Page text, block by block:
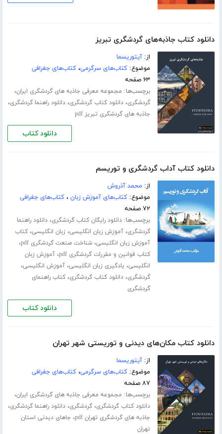
دانلود کتاب جاذبه‌های گردشگری تبریز
از:آیتوریسما
موضوع:کتاب‌های سرگرمی،کتاب‌های جغرافی
۶۳ صفحه
برچسب‌ها: مجموعه معرفی جاذبه های گردشگری ایران،
گردشگری،دانلود کتاب گردشگری،دانلود راهنما گردشگری،
جاذبه های گردشگری تبریز pdf
دانلود کتاب
دانلود کتاب آداب گردشگری و توریسم
از: محمد آذروش
موضوع:کتاب‌های آموزش زبان ،کتاب‌های جغرافی
۷۲ صفحه
برچسب‌ها:دانلود رایگان کتاب گردشگری،دانلود راهنما
گردشگری،آموزش زبان انگلیسی، زبان انگلیسی،کتاب
آموزش زبان انگلیسی،شناخت صنعت گردشگری pdf ،
کتاب قوانین و مقررات گردشگری pdf ،آموزش زبان
انگلیسی، یادگیری زبان انگلیسی،آموزش انگلیسی،
گردشگری،دانلود کتاب گردشگری،کتاب راهنمای
گردشگری
دانلود کتاب
دانلود کتاب مکان‌های دیدنی و توریستی شهر تهران
از:آیتوریسما
موضوع:کتاب‌های سرگرمی،کتاب‌های جغرافی
۸۷ صفحه
برچسب‌ها: مجموعه معرفی جاذبه های گردشگری ایران،
دانلود کتاب گردشگری،گردشگری،دانلود راهنما گردشگری،
جاذبه های گردشگری تهران pdf ، جاهای دیدنی استان
تهران